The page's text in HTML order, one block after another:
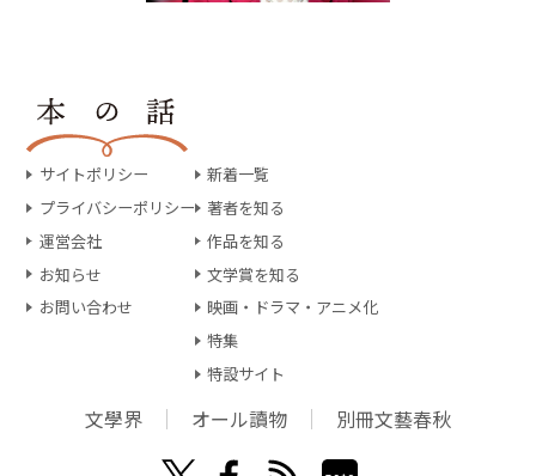
サイトポリシー
プライバシーポリシー
運営会社
お知らせ
お問い合わせ
新着一覧
著者を知る
作品を知る
文学賞を知る
映画・ドラマ・アニメ化
特集
特設サイト
文學界 オール讀物 別冊文藝春秋